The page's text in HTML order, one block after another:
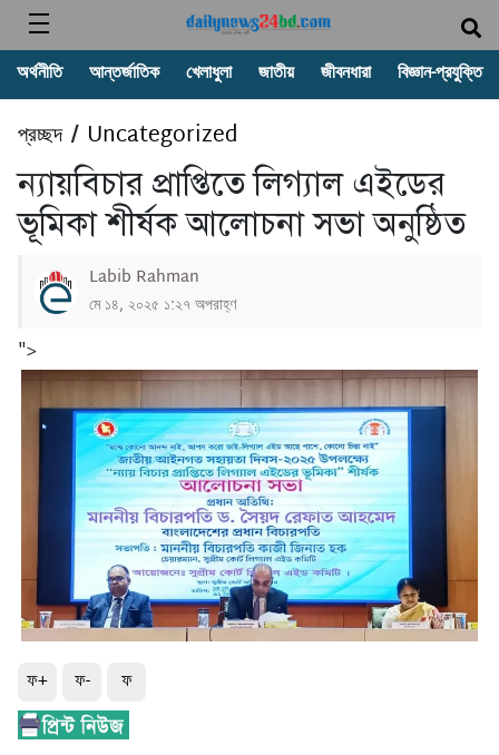
অর্থনীতি আন্তর্জাতিক খেলাধুলা জাতীয় জীবনধারা বিজ্ঞান-প্রযুক্তি
প্রচ্ছদ/ Uncategorized
ন্যায়বিচার প্রাপ্তিতে লিগ্যাল এইডের
ভূমিকা শীর্ষক আলোচনা সভা অনুষ্ঠিত
Labib Rahman
মে ১৪, ২০২৫ ১:২৭ অপরাহ্ণ
">
ফ+ ফ- ফ